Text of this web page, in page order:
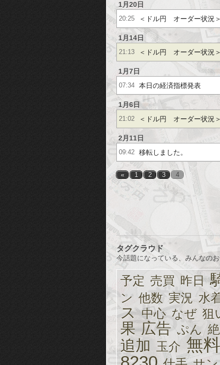
1月20日
20:25 ＜ドル円 オーダー状況
1月14日
21:13 ＜ドル円 オーダー状況
1月7日
07:34 本日の経済指標発表
1月6日
21:02 ＜ドル円 オーダー状況
2月11日
09:42 移転しました。
« 1 2 3 4
タグクラウド
今話題になっている、みんなの
予定 売買 昨日
ン 他数 実況 水
ス 中心 なぜ 狙
果 広告 ぷん
追加 玉介 無料